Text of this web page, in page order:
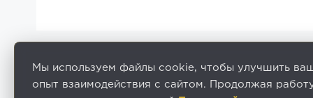
© 2026 АГРОЛИДЕР. Все права защищены.
Мы используем файлы cookie, чтобы улучшить
опыт взаимодействия с сайтом. Продолжая